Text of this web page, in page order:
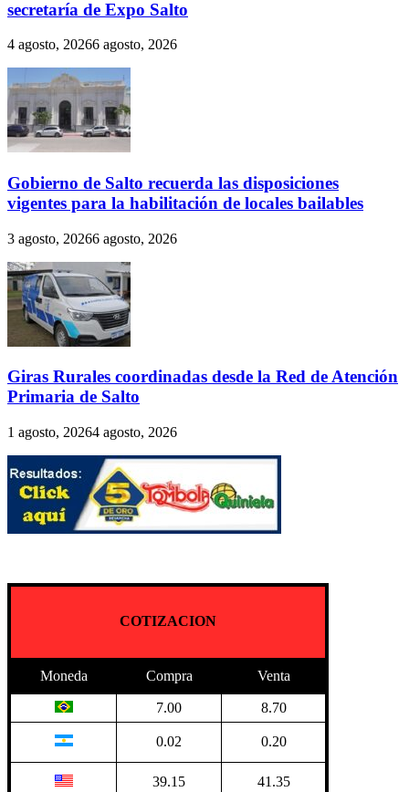
secretaría de Expo Salto
4 agosto, 20266 agosto, 2026
Gobierno de Salto recuerda las disposiciones
vigentes para la habilitación de locales bailables
3 agosto, 20266 agosto, 2026
Giras Rurales coordinadas desde la Red de Atención
Primaria de Salto
1 agosto, 20264 agosto, 2026
COTIZACION
Moneda Compra Venta
7.00 8.70
0.02 0.20
39.15 41.35